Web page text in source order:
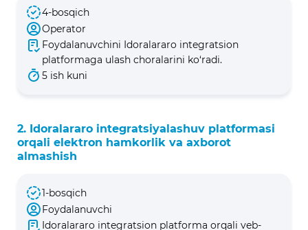
4-bosqich
Operator
Foydalanuvchini Idoralararo integratsion
platformaga ulash choralarini ko‘radi.
5 ish kuni
2. Idoralararo integratsiyalashuv platformasi
orqali elektron hamkorlik va axborot
almashish
1-bosqich
Foydalanuvchi
Idoralararo integratsion platforma orqali veb-